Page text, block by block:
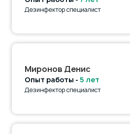
Дезинфектор специалист
Миронов Денис
Опыт работы - 5 лет
Дезинфектор специалист